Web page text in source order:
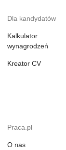
Dla kandydatów
Kalkulator
wynagrodzeń
Kreator CV
Praca.pl
O nas